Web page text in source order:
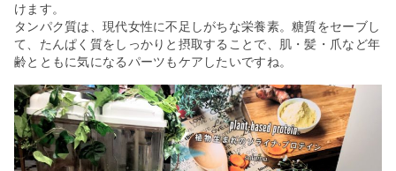
けます。
タンパク質は、現代女性に不足しがちな栄養素。糖質をセーブし
て、たんぱく質をしっかりと摂取することで、肌・髪・爪など年
齢とともに気になるパーツもケアしたいですね。